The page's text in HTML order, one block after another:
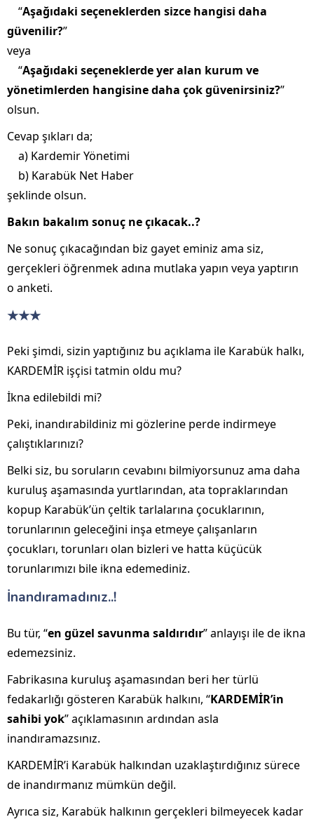
“Aşağıdaki seçeneklerden sizce hangisi daha
güvenilir?”
veya
“Aşağıdaki seçeneklerde yer alan kurum ve
yönetimlerden hangisine daha çok güvenirsiniz?”
olsun.
Cevap şıkları da;
a) Kardemir Yönetimi
b) Karabük Net Haber
şeklinde olsun.
Bakın bakalım sonuç ne çıkacak..?
Ne sonuç çıkacağından biz gayet eminiz ama siz,
gerçekleri öğrenmek adına mutlaka yapın veya yaptırın
o anketi.
★★★
Peki şimdi, sizin yaptığınız bu açıklama ile Karabük halkı,
KARDEMİR işçisi tatmin oldu mu?
İkna edilebildi mi?
Peki, inandırabildiniz mi gözlerine perde indirmeye
çalıştıklarınızı?
Belki siz, bu soruların cevabını bilmiyorsunuz ama daha
kuruluş aşamasında yurtlarından, ata topraklarından
kopup Karabük’ün çeltik tarlalarına çocuklarının,
torunlarının geleceğini inşa etmeye çalışanların
çocukları, torunları olan bizleri ve hatta küçücük
torunlarımızı bile ikna edemediniz.
İnandıramadınız..!
Bu tür, “en güzel savunma saldırıdır” anlayışı ile de ikna
edemezsiniz.
Fabrikasına kuruluş aşamasından beri her türlü
fedakarlığı gösteren Karabük halkını, “KARDEMİR’in
sahibi yok” açıklamasının ardından asla
inandıramazsınız.
KARDEMİR’i Karabük halkından uzaklaştırdığınız sürece
de inandırmanız mümkün değil.
Ayrıca siz, Karabük halkının gerçekleri bilmeyecek kadar